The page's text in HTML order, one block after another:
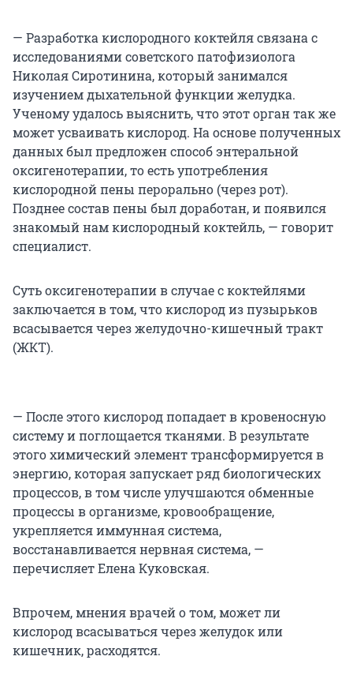
— Разработка кислородного коктейля связана с
исследованиями советского патофизиолога
Николая Сиротинина, который занимался
изучением дыхательной функции желудка.
Ученому удалось выяснить, что этот орган так же
может усваивать кислород. На основе полученных
данных был предложен способ энтеральной
оксигенотерапии, то есть употребления
кислородной пены перорально (через рот).
Позднее состав пены был доработан, и появился
знакомый нам кислородный коктейль, — говорит
специалист.
Суть оксигенотерапии в случае с коктейлями
заключается в том, что кислород из пузырьков
всасывается через желудочно-кишечный тракт
(ЖКТ).
— После этого кислород попадает в кровеносную
систему и поглощается тканями. В результате
этого химический элемент трансформируется в
энергию, которая запускает ряд биологических
процессов, в том числе улучшаются обменные
процессы в организме, кровообращение,
укрепляется иммунная система,
восстанавливается нервная система, —
перечисляет Елена Куковская.
Впрочем, мнения врачей о том, может ли
кислород всасываться через желудок или
кишечник, расходятся.